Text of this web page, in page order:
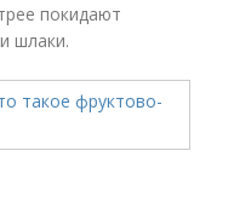
покидают
шлаки.